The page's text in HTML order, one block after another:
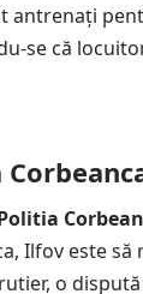
antrenați
se că
Ilfov este
o